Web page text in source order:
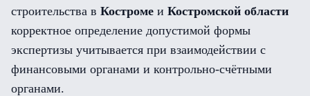
строительства в Костроме и Костромской области
корректное определение допустимой формы
экспертизы учитывается при взаимодействии с
финансовыми органами и контрольно-счётными
органами.